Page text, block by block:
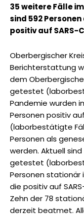
35 weitere Fälle
sind 592
positiv auf SARS-
Oberbergischer
Berichterstattung
dem
getestet
Pandemie wurden
Personen positiv
(laborbestätigte
Personen als
werden. Aktuell
getestet
Personen stationär
die positiv auf
Zehn der 78
derzeit beatmet.